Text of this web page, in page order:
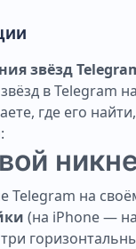
звёзд
в Telegram
где его
Telegram на
(на iPhone —